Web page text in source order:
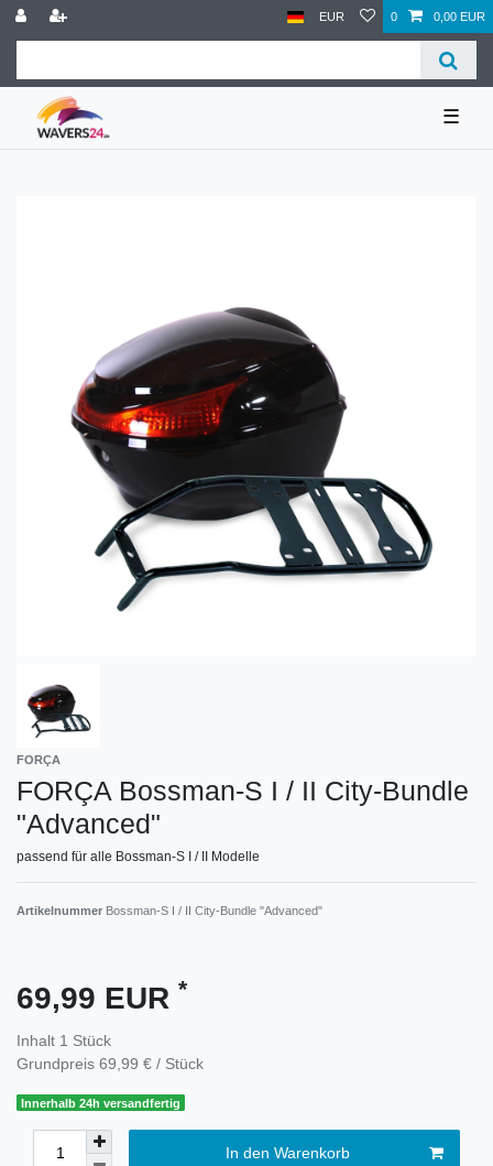
EUR 0 0,00 EUR
☰
FORÇA
FORÇA Bossman-S I / II City-Bundle
"Advanced"
passend für alle Bossman-S I / II Modelle
Artikelnummer Bossman-S I / II City-Bundle "Advanced"
69,99 EUR *
Inhalt 1 Stück
Grundpreis 69,99 € / Stück
Innerhalb 24h versandfertig
In den Warenkorb